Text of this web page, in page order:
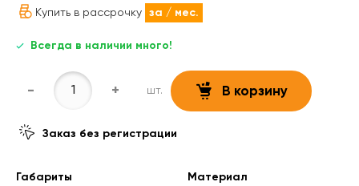
Купить в рассрочку за / мес.
Всегда в наличии много!
- + шт. В корзину
Заказ без регистрации
Габариты
Материал